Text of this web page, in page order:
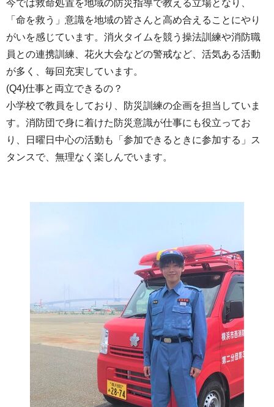
今では救命処置を地域の防災指導で教える立場となり、
「命を救う」意識を地域の皆さんと高め合えることにやり
がいを感じています。消火タイムを競う操法訓練や消防職
員との連携訓練、花火大会などの警戒など、活気ある活動
が多く、毎回充実しています。
(Q4)仕事と両立できるの？
小学校で教員をしており、防災訓練の企画を担当していま
す。消防団で身に着けた防災意識が仕事にも役立ってお
り、日曜日中心の活動も「参加できるときに参加する」ス
タンスで、無理なく楽しんでいます。